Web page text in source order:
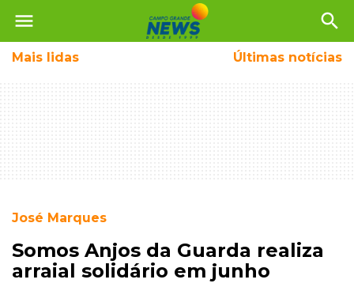
menu search
Mais lidas Últimas notícias
José Marques
Somos Anjos da Guarda realiza
arraial solidário em junho